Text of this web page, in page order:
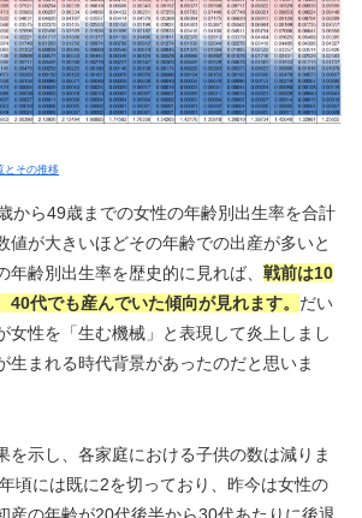
とその推移
から49歳までの女性の年齢別出生率を合計
値が大きいほどその年齢での出産が多いと
年齢別出生率を歴史的に見れば、 戦前は10
40代でも産んでいた傾向が見れます。 だい
女性を「生む機械」と表現して炎上しまし
生まれる時代背景があったのだと思いま
を示し、各家庭における子供の数は減りま
頃には既に2を切っており、昨今は女性の
産の年齢が20代後半から30代あたりに後退